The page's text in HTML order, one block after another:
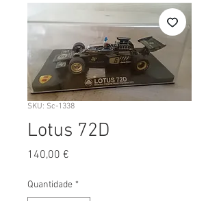
SKU: Sc-1338
Lotus 72D
140,00 €
Quantidade *